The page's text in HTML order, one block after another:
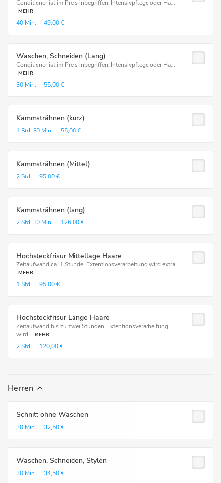
Conditioner ist im Preis inbegriffen. Intensivpflege oder Ha...
MEHR
40 Min. 49,00 €
Waschen, Schneiden (Lang)
Conditioner ist im Preis inbegriffen. Intensivpflege oder Ha...
MEHR
30 Min. 55,00 €
Kammsträhnen (kurz)
1 Std. 30 Min. 55,00 €
Kammsträhnen (Mittel)
2 Std. 95,00 €
Kammsträhnen (lang)
2 Std. 30 Min. 126,00 €
Hochsteckfrisur Mittellage Haare
Zeitaufwand ca. 1 Stunde. Extentionsverarbeitung wird extra ...
MEHR
1 Std. 95,00 €
Hochsteckfrisur Lange Haare
Zeitaufwand bis zu zwei Stunden. Extentionsverarbeitung
wird... MEHR
2 Std. 120,00 €
Herren
Schnitt ohne Waschen
30 Min. 32,50 €
Waschen, Schneiden, Stylen
30 Min. 34,50 €